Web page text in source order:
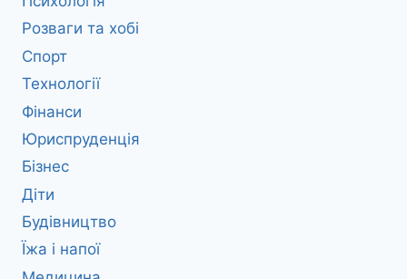
Розваги та хобі
Спорт
Технології
Фінанси
Юриспруденція
Бізнес
Діти
Будівництво
Їжа і напої